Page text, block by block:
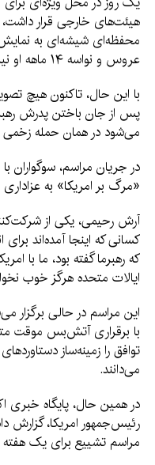
هیئت‌های خارجی قرار داشت،
محفظه‌ای شیشه‌ای به نمایش
عروس و نواسه ۱۴ ماهه او نیز در کنار آن قرار داشت.
با این حال، تاکنون هیچ
پس از جان باختن پدرش
می‌شود در همان حمله
در جریان مراسم، سوگواران
«مرگ بر امریکا» به عزاداری
آرش رحیمی، یکی از
کسانی که اینجا آمده‌اند
که رهبرما گفته بود، ما با
ایالات متحده هرگز خوب
این مراسم در حالی برگزار
با برقراری آتش‌بس موقت
توافق را زمینه‌ساز
می‌دانند.
در همین حال، پایگاه خبری
رئیس‌جمهور امریکا، گزارش
مراسم تشییع برای یک